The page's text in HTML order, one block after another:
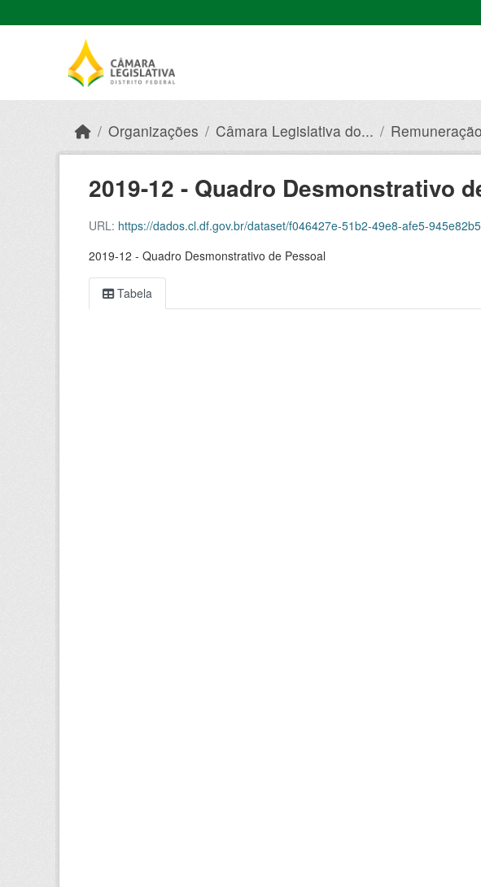
Organizações Câmara Legislativa do...
2019-12 - Quadro Desmonstrativo
URL: https://dados.cl.df.gov.br/dataset/f046427e-51b2-49e8-afe5-
2019-12 - Quadro Desmonstrativo de Pessoal
Tabela